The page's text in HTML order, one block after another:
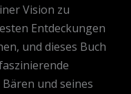
Vision zu
Entdeckungen
und dieses Buch
und seines